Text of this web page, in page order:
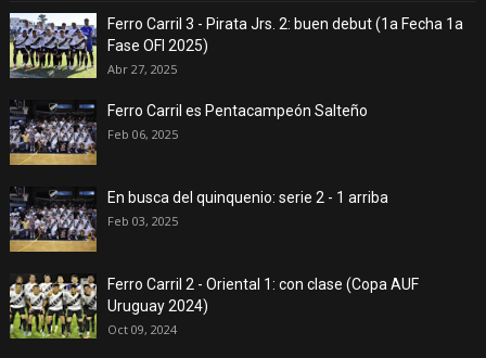
Ferro Carril 3 - Pirata Jrs. 2: buen debut (1a Fecha 1a
Fase OFI 2025)
Abr 27, 2025
Ferro Carril es Pentacampeón Salteño
Feb 06, 2025
En busca del quinquenio: serie 2 - 1 arriba
Feb 03, 2025
Ferro Carril 2 - Oriental 1: con clase (Copa AUF
Uruguay 2024)
Oct 09, 2024